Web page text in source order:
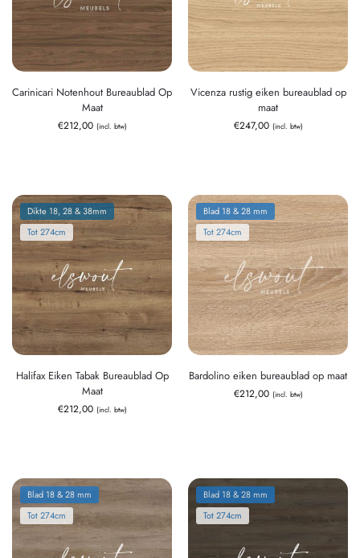
Carinicari Notenhout Bureaublad Op
Maat
€212,00 (incl. btw)
Vicenza rustig eiken bureaublad op
maat
€247,00 (incl. btw)
Dikte 18, 28 & 38mm
Tot 274cm
Halifax Eiken Tabak Bureaublad Op
Maat
€212,00 (incl. btw)
Blad 18 & 28 mm
Tot 274cm
Bardolino eiken bureaublad op maat
€212,00 (incl. btw)
Blad 18 & 28 mm
Tot 274cm
Blad 18 & 28 mm
Tot 274cm